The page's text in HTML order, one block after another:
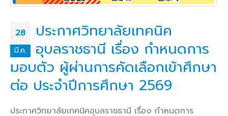
28
มี.ค.
ประกาศวิทยาลัยเทคนิค
อุบลราชธานี เรื่อง กำหนดการ
มอบตัว ผู้ผ่านการคัดเลือกเข้าศึกษา
ต่อ ประจำปีการศึกษา 2569
ประกาศวิทยาลัยเทคนิคอุบลราชธานี เรื่อง กำหนดการ